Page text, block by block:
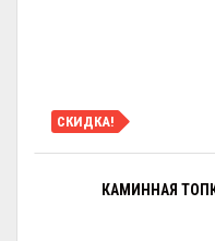
СКИДКА!
КАМИННАЯ